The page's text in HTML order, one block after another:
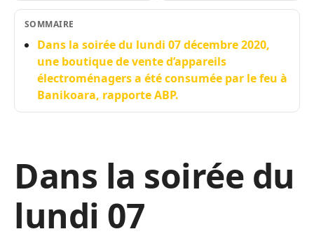
SOMMAIRE
Dans la soirée du lundi 07 décembre 2020,
une boutique de vente d’appareils
électroménagers a été consumée par le feu à
Banikoara, rapporte ABP.
Dans la soirée du
lundi 07